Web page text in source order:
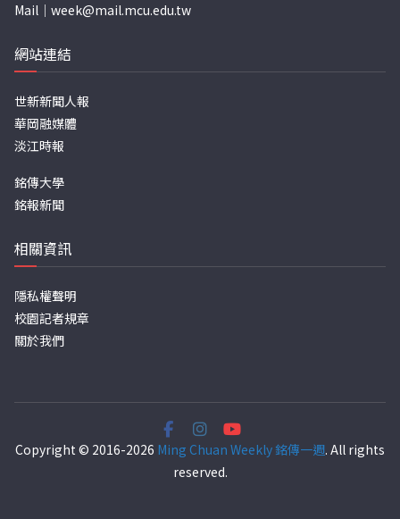
Mail｜ week@mail.mcu.edu.tw
網站連結
世新新聞人報
華岡融媒體
淡江時報
銘傳大學
銘報新聞
相關資訊
隱私權聲明
校園記者規章
關於我們
Copyright © 2016-2026 Ming Chuan Weekly 銘傳一週. All rights
reserved.